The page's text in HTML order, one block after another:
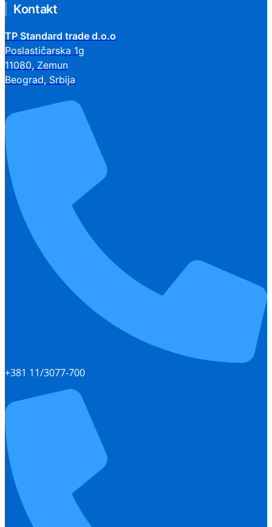
Kontakt
TP Standard trade d.o.o
Poslastičarska 1g
11080, Zemun
Beograd, Srbija
+381 11/3077-700